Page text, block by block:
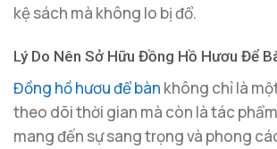
kệ sách mà không lo bị đổ.
Lý Do Nên Sở Hữu Đồng Hồ Hươu Để
Đồng hồ hươu để bàn không chỉ là
theo dõi thời gian mà còn là tác
mang đến sự sang trọng và phong